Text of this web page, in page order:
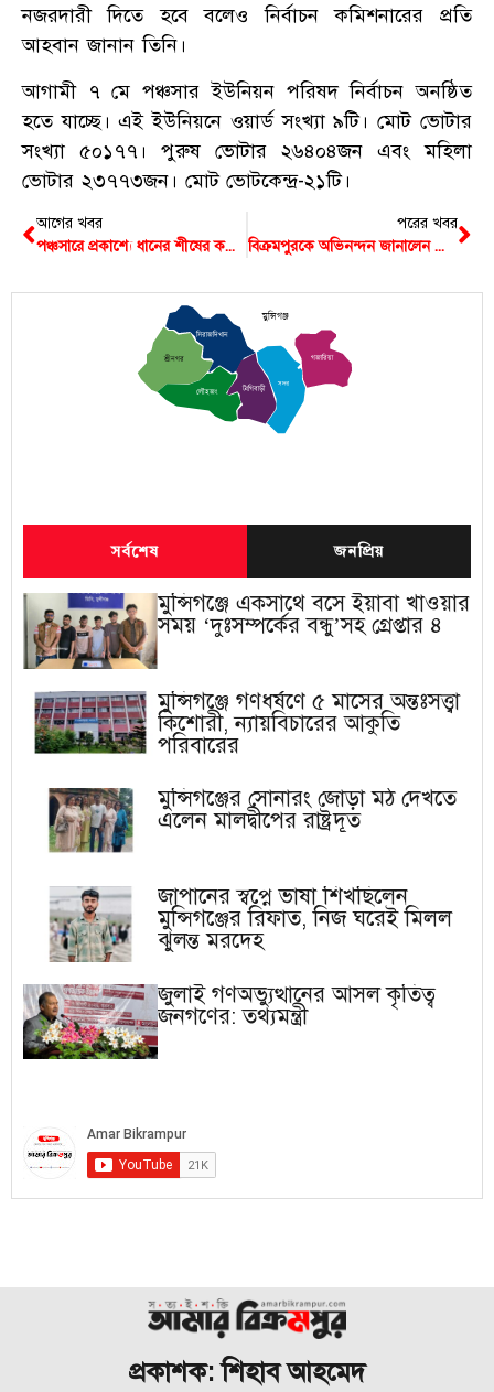
নজরদারী দিতে হবে বলেও নির্বাচন কমিশনারের প্রতি
আহবান জানান তিনি।
আগামী ৭ মে পঞ্চসার ইউনিয়ন পরিষদ নির্বাচন অনষ্ঠিত
হতে যাচ্ছে। এই ইউনিয়নে ওয়ার্ড সংখ্যা ৯টি। মোট ভোটার
সংখ্যা ৫০১৭৭। পুরুষ ভোটার ২৬৪০৪জন এবং মহিলা
ভোটার ২৩৭৭৩জন। মোট ভোটকেন্দ্র-২১টি।
আগের খবর
পঞ্চসারে প্রকাশ্যে ধানের শীষের কথা বলা যাচ্ছে না- অাব্দুল হাই
পরের খবর
বিক্রমপুরকে অভিনন্দন জানালেন ভারতের হাইকমিশনার
শ্রীনগর
সিরাজদিখান
টংগিবাড়ী
সদর
গজারিয়া
লৌহজং
মুন্সিগঞ্জ
সর্বশেষ জনপ্রিয়
মুন্সিগঞ্জে একসাথে বসে ইয়াবা খাওয়ার
সময় ‘দুঃসম্পর্কের বন্ধু’সহ গ্রেপ্তার ৪
মুন্সিগঞ্জে গণধর্ষণে ৫ মাসের অন্তঃসত্ত্বা
কিশোরী, ন্যায়বিচারের আকুতি
পরিবারের
মুন্সিগঞ্জের সোনারং জোড়া মঠ দেখতে
এলেন মালদ্বীপের রাষ্ট্রদূত
জাপানের স্বপ্নে ভাষা শিখছিলেন
মুন্সিগঞ্জের রিফাত, নিজ ঘরেই মিলল
ঝুলন্ত মরদেহ
জুলাই গণঅভ্যুত্থানের আসল কৃতিত্ব
জনগণের: তথ্যমন্ত্রী
প্রকাশক: শিহাব আহমেদ